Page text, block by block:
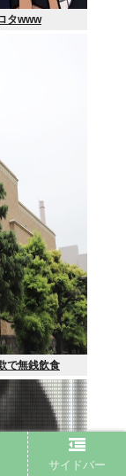
タwww
で無銭飲食
サイドバー